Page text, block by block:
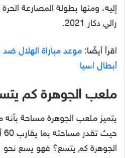
رالي دكار 2021.
اقرأ أيضًا: موعد مباراة الهلال
أبطال اسيا
ملعب الجوهرة كم
يتميز ملعب الجوهرة مساحة بأنه